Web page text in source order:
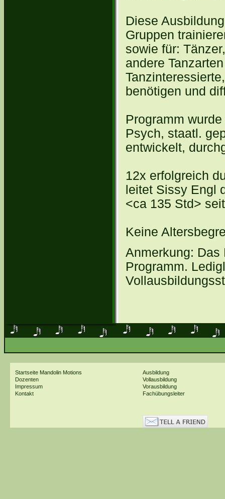
Diese
Gruppen
sowie für:
andere
benötigen und
Programm
Psych, staatl.
entwickelt,
12x erfolgreich
leitet Sissy Engl
<ca 135 Std>
Keine
Anmerkung: Das
Programm.
Startseite Mandolin Motions
Ausbildung
Dozenten
Vollausbildung
Impressum
Vorausbildung
Kontakt
Fachübungsleiter